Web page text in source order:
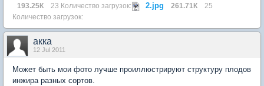
193.25К 23 Количество загрузок: 2.jpg 261.71К
25
Количество загрузок:
акка
12 Jul 2011
Может быть мои фото лучше проиллюстрируют структуру плодов
инжира разных сортов.